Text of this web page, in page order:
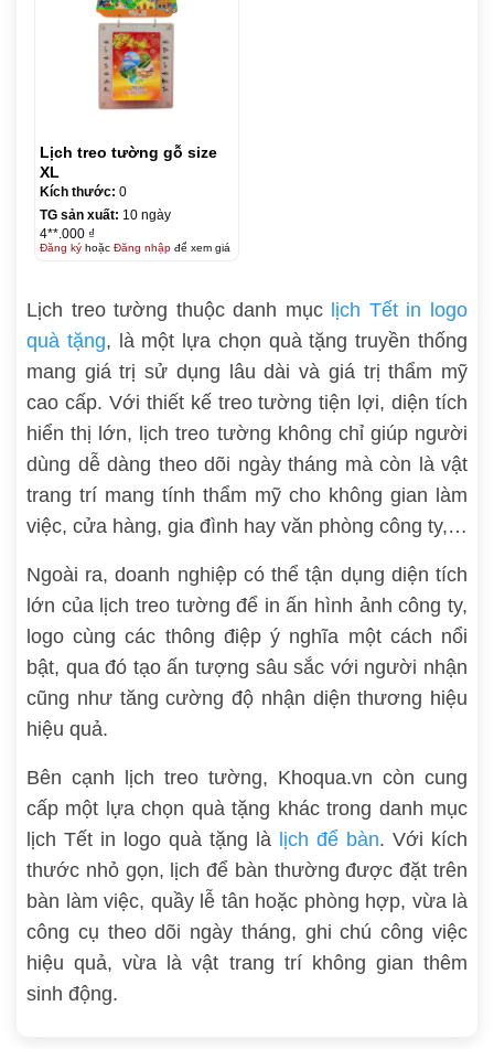
Lịch treo tường gỗ size
XL
Kích thước: 0
TG sản xuất: 10 ngày
4**.000 ₫
Đăng kýhoặc Đăng nhậpđể xem giá
Lịch treo tường thuộc danh mục lịch Tết in logo
quà tặng, là một lựa chọn quà tặng truyền thống
mang giá trị sử dụng lâu dài và giá trị thẩm mỹ
cao cấp. Với thiết kế treo tường tiện lợi, diện tích
hiển thị lớn, lịch treo tường không chỉ giúp người
dùng dễ dàng theo dõi ngày tháng mà còn là vật
trang trí mang tính thẩm mỹ cho không gian làm
việc, cửa hàng, gia đình hay văn phòng công ty,…
Ngoài ra, doanh nghiệp có thể tận dụng diện tích
lớn của lịch treo tường để in ấn hình ảnh công ty,
logo cùng các thông điệp ý nghĩa một cách nổi
bật, qua đó tạo ấn tượng sâu sắc với người nhận
cũng như tăng cường độ nhận diện thương hiệu
hiệu quả.
Bên cạnh lịch treo tường, Khoqua.vn còn cung
cấp một lựa chọn quà tặng khác trong danh mục
lịch Tết in logo quà tặng là lịch để bàn. Với kích
thước nhỏ gọn, lịch để bàn thường được đặt trên
bàn làm việc, quầy lễ tân hoặc phòng hợp, vừa là
công cụ theo dõi ngày tháng, ghi chú công việc
hiệu quả, vừa là vật trang trí không gian thêm
sinh động.